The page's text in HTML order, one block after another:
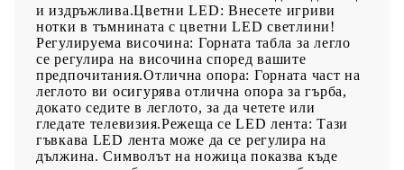
и издръжлива.Цветни LED: Внесете игриви
нотки в тъмнината с цветни LED светлини!
Регулируема височина: Горната табла за легло
се регулира на височина според вашите
предпочитания.Отлична опора: Горната част на
леглото ви осигурява отлична опора за гърба,
докато седите в леглото, за да четете или
гледате телевизия.Режеща се LED лента: Тази
гъвкава LED лента може да се регулира на
дължина. Символът на ножица показва къде